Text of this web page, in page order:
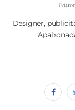
Designer,